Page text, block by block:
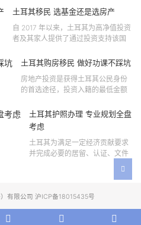
失。许多投资者轻信营销宣传或不
土耳其移民 选基金还是选房产
自 2017 年以来，土耳其为高净值投资
者及其家人提供了通过投资支持该国
会。 该计划的一大亮点在于其涵盖广
土耳其购房移民 做好功课不踩坑
房地产投资是获得土耳其公民身份
的首选途径，投资入籍的最低金额
二手房产。这一门槛自2019年调整
以来一直未变，适用于经持牌...
土耳其护照办理 专业规划全盘
考虑
土耳其为满足一定经济贡献要求
并完成必要的居留、认证、文件
准备和入籍申请步骤的外国投资
有限公司 沪ICP备18015435号